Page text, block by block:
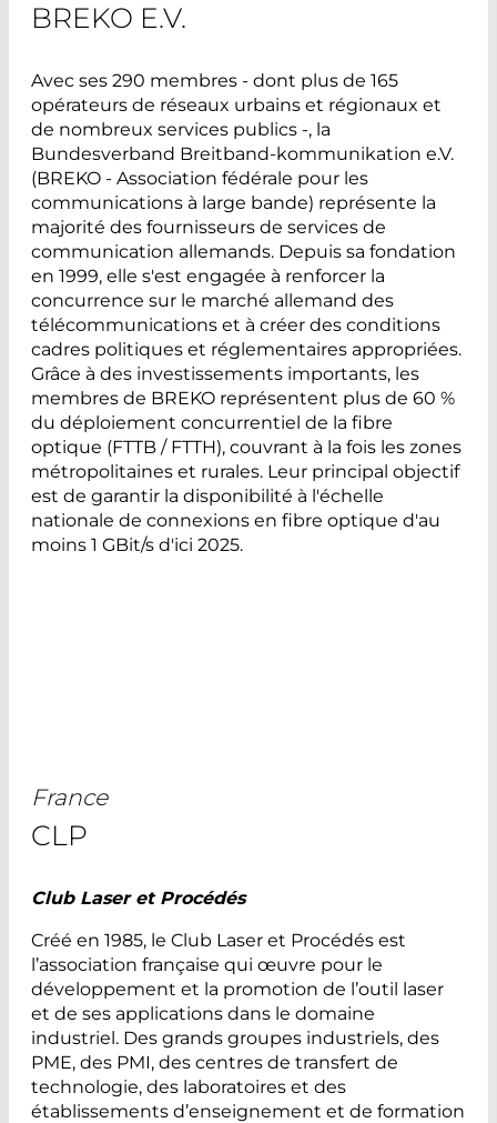
BREKO E.V.
Avec ses 290 membres - dont plus de 165
opérateurs de réseaux urbains et régionaux et
de nombreux services publics -, la
Bundesverband Breitband-kommunikation e.V.
(BREKO - Association fédérale pour les
communications à large bande) représente la
majorité des fournisseurs de services de
communication allemands. Depuis sa fondation
en 1999, elle s'est engagée à renforcer la
concurrence sur le marché allemand des
télécommunications et à créer des conditions
cadres politiques et réglementaires appropriées.
Grâce à des investissements importants, les
membres de BREKO représentent plus de 60 %
du déploiement concurrentiel de la fibre
optique (FTTB / FTTH), couvrant à la fois les zones
métropolitaines et rurales. Leur principal objectif
est de garantir la disponibilité à l'échelle
nationale de connexions en fibre optique d'au
moins 1 GBit/s d'ici 2025.
France
CLP
Club Laser et Procédés
Créé en 1985, le Club Laser et Procédés est
l’association française qui œuvre pour le
développement et la promotion de l’outil laser
et de ses applications dans le domaine
industriel. Des grands groupes industriels, des
PME, des PMI, des centres de transfert de
technologie, des laboratoires et des
établissements d’enseignement et de formation